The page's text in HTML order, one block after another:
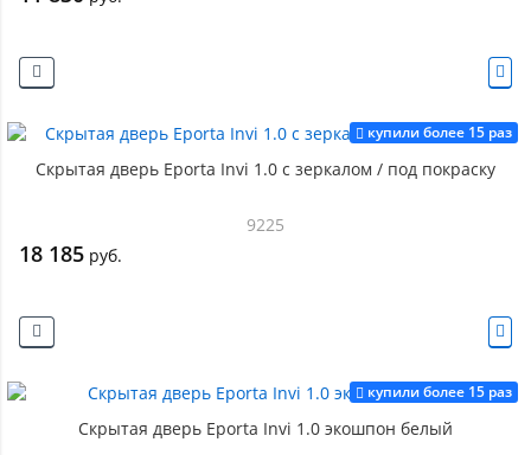
купили более 15 раз
Скрытая дверь Eporta Invi 1.0 с зеркалом / под покраску
9225
18 185 руб.
купили более 15 раз
Скрытая дверь Eporta Invi 1.0 экошпон белый